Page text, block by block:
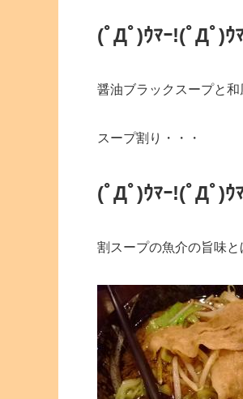
(ﾟДﾟ)ｳﾏｰ!(ﾟДﾟ)ｳ
醤油ブラックスープと
スープ割り・・・
(ﾟДﾟ)ｳﾏｰ!(ﾟДﾟ)ｳ
割スープの魚介の旨味